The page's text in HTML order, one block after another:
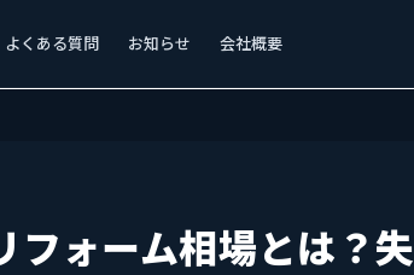
よくある質問 お知らせ 会社概要
ォーム相場とは？